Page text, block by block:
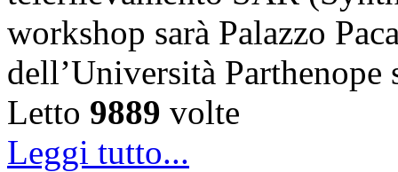
workshop sarà Palazzo
dell’Università
Letto 9889 volte
Leggi tutto...